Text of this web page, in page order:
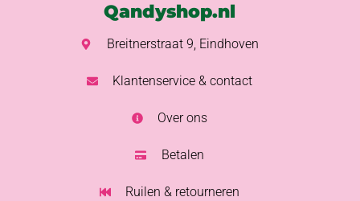
Qandyshop.nl
Breitnerstraat 9, Eindhoven
Klantenservice & contact
Over ons
Betalen
Ruilen & retourneren